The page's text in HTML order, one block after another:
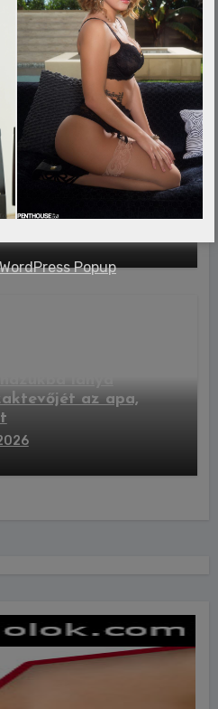
is legyőzte,
európai
az apa,
WordPress Popup